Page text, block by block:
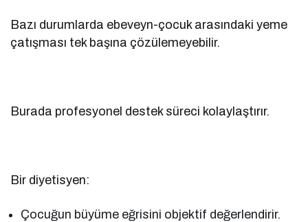
Bazı durumlarda ebeveyn-çocuk arasındaki yeme
çatışması tek başına çözülemeyebilir.
Burada profesyonel destek süreci kolaylaştırır.
Bir diyetisyen:
Çocuğun büyüme eğrisini objektif değerlendirir.